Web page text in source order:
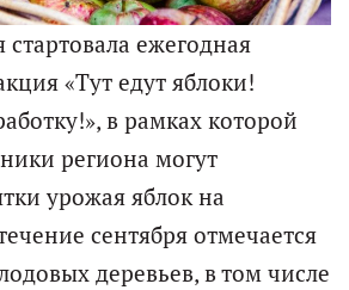
стартовала ежегодная
«Тут едут яблоки!
в рамках которой
региона могут
урожая яблок на
сентября отмечается
деревьев, в том числе